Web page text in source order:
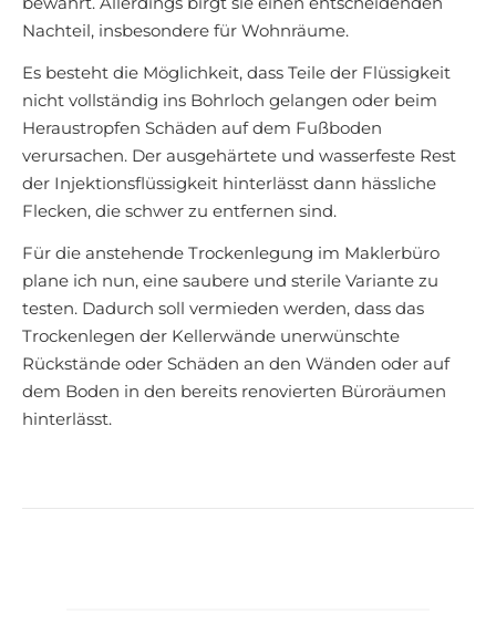
Nachteil, insbesondere für Wohnräume.
Es besteht die Möglichkeit, dass Teile der Flüssigkeit
nicht vollständig ins Bohrloch gelangen oder beim
Heraustropfen Schäden auf dem Fußboden
verursachen. Der ausgehärtete und wasserfeste Rest
der Injektionsflüssigkeit hinterlässt dann hässliche
Flecken, die schwer zu entfernen sind.
Für die anstehende Trockenlegung im Maklerbüro
plane ich nun, eine saubere und sterile Variante zu
testen. Dadurch soll vermieden werden, dass das
Trockenlegen der Kellerwände unerwünschte
Rückstände oder Schäden an den Wänden oder auf
dem Boden in den bereits renovierten Büroräumen
hinterlässt.